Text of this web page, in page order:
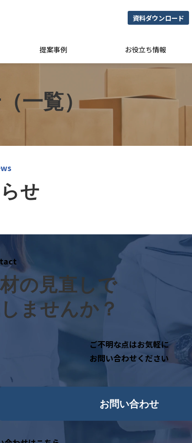
資料ダウンロード
提案事例 お役立ち情報
一覧）
せ
の見直しで
ませんか？
ご不明な点はお気軽に
お問い合わせください
お問い合わせ